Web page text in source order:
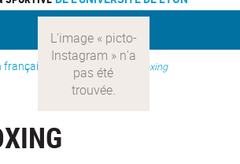
> Les sports > Kickboxing